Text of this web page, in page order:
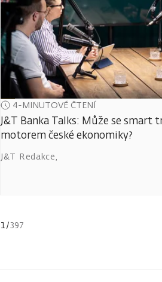
4-MINUTOVÉ ČTENÍ
J&T Banka Talks: Může se smart
motorem české ekonomiky?
J&T Redakce,
1/397